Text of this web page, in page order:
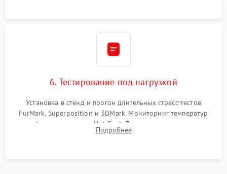
6. Тестирование под нагрузкой
Установка в стенд и прогон длительных стресс-тестов
FurMark, Superposition и 3DMark. Мониторинг температур
графического чипа и Hot Spot. Проверка на отсутствие
артефактов изображения, вылетов драйвера и зависаний.
Подробнее